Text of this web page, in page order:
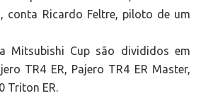
conta Ricardo Feltre, piloto de um
Mitsubishi Cup são divididos em
TR4 ER, Pajero TR4 ER Master,
Triton ER.